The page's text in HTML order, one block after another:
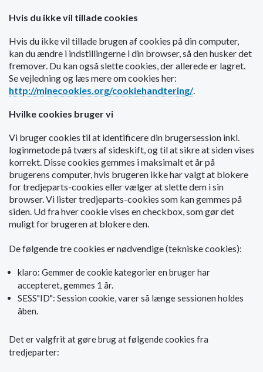
Hvis du ikke vil tillade cookies
Hvis du ikke vil tillade brugen af cookies på din computer,
kan du ændre i indstillingerne i din browser, så den husker det
fremover. Du kan også slette cookies, der allerede er lagret.
Se vejledning og læs mere om cookies her:
http://minecookies.org/cookiehandtering/.
Hvilke cookies bruger vi
Vi bruger cookies til at identificere din brugersession inkl.
loginmetode på tværs af sideskift, og til at sikre at siden vises
korrekt. Disse cookies gemmes i maksimalt et år på
brugerens computer, hvis brugeren ikke har valgt at blokere
for tredjeparts-cookies eller vælger at slette dem i sin
browser. Vi lister tredjeparts-cookies som kan gemmes på
siden. Ud fra hver cookie vises en checkbox, som gør det
muligt for brugeren at blokere den.
De følgende tre cookies er nødvendige (tekniske cookies):
klaro: Gemmer de cookie kategorier en bruger har
accepteret, gemmes 1 år.
SESS"ID": Session cookie, varer så længe sessionen holdes
åben.
Det er valgfrit at gøre brug at følgende cookies fra
tredjeparter: